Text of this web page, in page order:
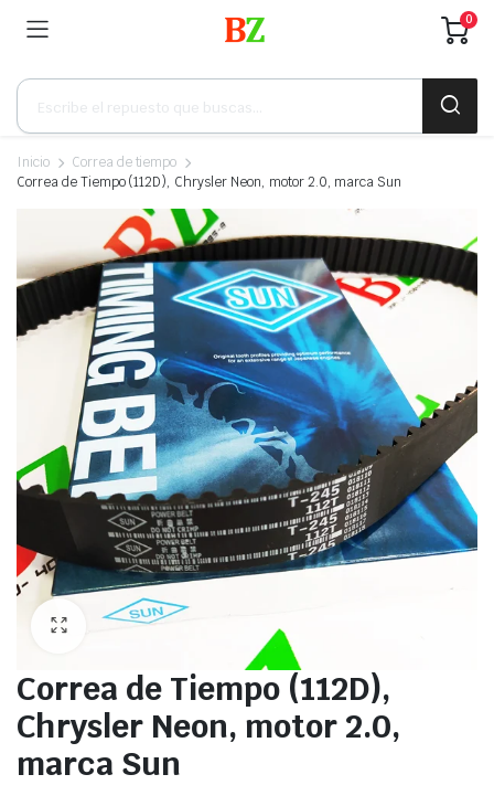
0
Búsqueda
productos
Inicio
Correa de tiempo
Correa de Tiempo (112D), Chrysler Neon, motor 2.0, marca Sun
Correa de Tiempo (112D),
Chrysler Neon, motor 2.0,
marca Sun